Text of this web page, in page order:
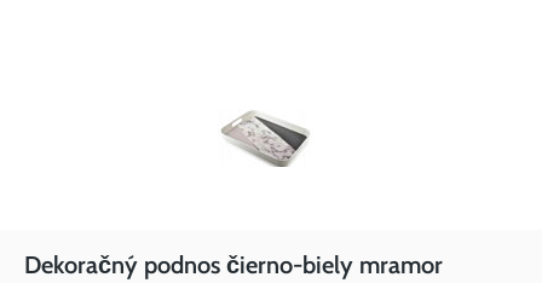
Dekoračný podnos čierno-biely mramor